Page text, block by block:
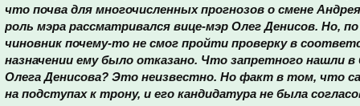
что почва для многочисленных прогнозов о смене
роль мэра рассматривался вице-мэр Олег Денисов. Но,
чиновник почему-то не смог пройти проверку в
назначении ему было отказано. Что запретного нашли в
Олега Денисова? Это неизвестно. Но факт в том, что
на подступах к трону, и его кандидатура не была